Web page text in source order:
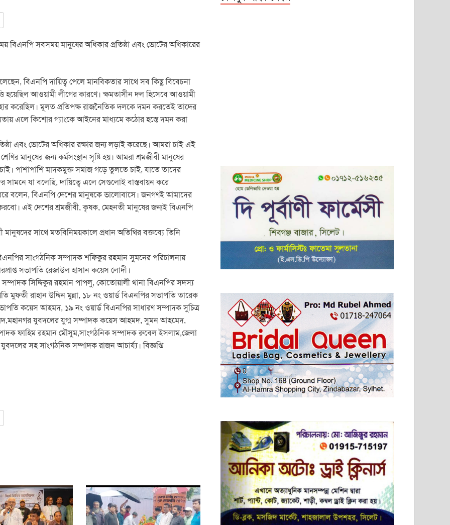
বিএনপি সবসময় মানুষের অধিকার প্রতিষ্ঠা এবং ভোটের অধিকারের
বিএনপি দায়িত্ব পেলে মানবিকতার সাথে সব কিছু বিবেচনা
আওয়ামী লীগের কারণে। ক্ষমতাসীন দল হিসেবে আওয়ামী
করেছিল। মূলত প্রতিপক্ষ রাজনৈতিক দলকে দমন করতেই তাদের
এলে কিশোর গ্যাংকে আইনের মাধ্যমে কঠোর হস্তে দমন করা
এবং ভোটের অধিকার রক্ষার জন্য লড়াই করেছে। আমরা চাই এই
মানুষের জন্য কর্মসংস্থান সৃষ্টি হয়। আমরা শ্রমজীবী মানুষের
চাই। পাশাপাশি মাদকমুক্ত সমাজ গড়ে তুলতে চাই, যাতে তাদের
যা বলেছি, দায়িত্বে এলে সেগুলোই বাস্তবায়ন করে
বলেন, বিএনপি দেশের মানুষকে ভালোবাসে। জনগণই আমাদের
এই দেশের শ্রমজীবী, কৃষক, মেহনতী মানুষের জন্যই বিএনপি
মানুষদের সাথে মতবিনিময়কালে প্রধান অতিথির বক্তব্যে তিনি
সাংগঠনিক সম্পাদক শফিকুর রহমান সুমনের পরিচালনায়
সভাপতি রেজাউল হাসান কয়েস লোদী।
সম্পাদক সিদ্দিকুর রহমান পাপলু, কোতোয়ালী থানা বিএনপির সদস্য
মুফতী রাহান উদ্দিন মুন্না, ১৮ নং ওয়ার্ড বিএনপির সভাপতি তারেক
কয়েস আহমদ, ১৯ নং ওয়ার্ড বিএনপির সাধারণ সম্পাদক সুচিত্র
যুবদলের যুগ্ম সম্পাদক কয়েস আহমদ, সুমন আহমেদ,
ফাহিম রহমান মৌসুম,সাংগঠনিক সম্পাদক রুবেল ইসলাম,জেলা
সহ সাংগঠনিক সম্পাদক রাজন আচার্য্য। বিজ্ঞপ্তি